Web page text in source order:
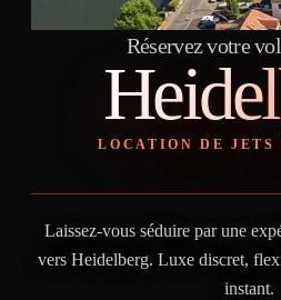
Réservez votre
LOCATION DE JETS
Laissez-vous séduire par une
vers Heidelberg. Luxe discret,
instant.